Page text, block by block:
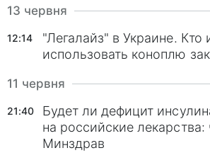
13 червня
12:14
"Легалайз" в Украине. Кто
использовать коноплю
11 червня
21:40
Будет ли дефицит
на российские лекарства:
Минздрав